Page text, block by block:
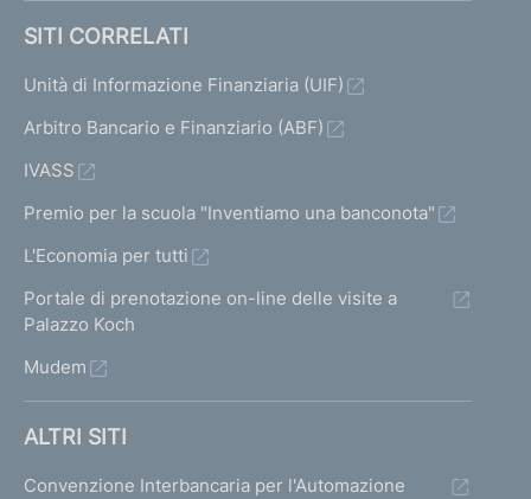
SITI CORRELATI
Unità di Informazione Finanziaria (UIF)
Arbitro Bancario e Finanziario (ABF)
IVASS
Premio per la scuola "Inventiamo una banconota"
L'Economia per tutti
Portale di prenotazione on-line delle visite a
Palazzo Koch
Mudem
ALTRI SITI
Convenzione Interbancaria per l'Automazione